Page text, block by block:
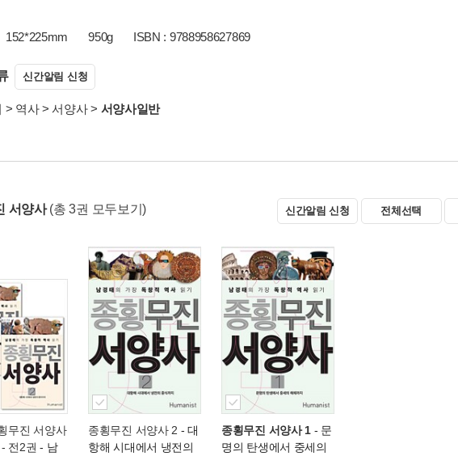
152*225mm 950g ISBN : 9788958627869
신간알림 신청
> 역사>서양사> 서양사일반
서양사 (총 3권 모두보기) 신간알림 신청 전체선택
무진 서양사
전2권 - 남
종횡무진 서양사 2 - 대
항해 시대에서 냉전의
종횡무진 서양사 1 - 문
명의 탄생에서 중세의